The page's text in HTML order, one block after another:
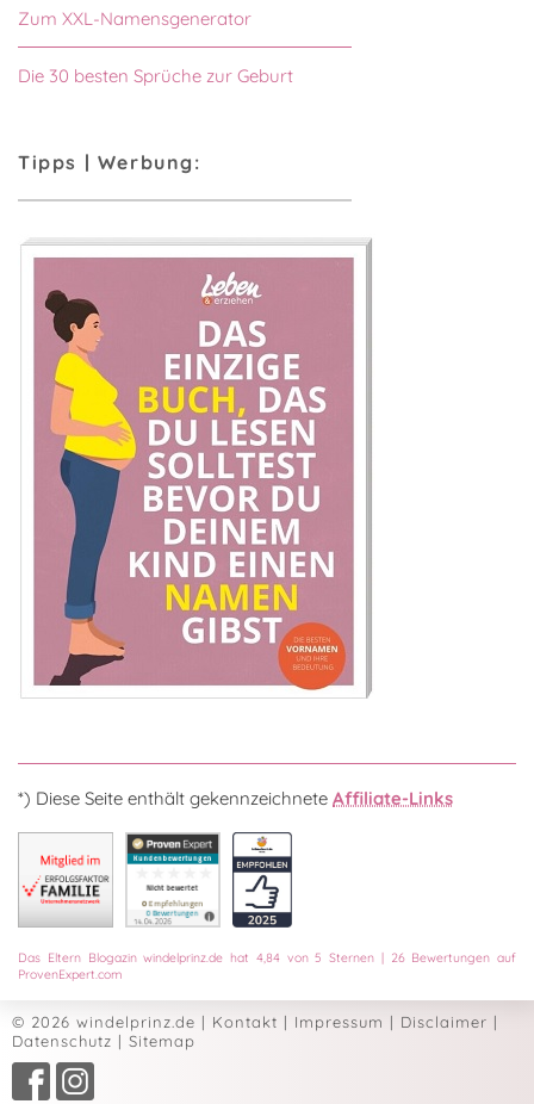
Zum XXL-Namensgenerator
Die 30 besten Sprüche zur Geburt
Tipps | Werbung:
*) Diese Seite enthält gekennzeichnete Affiliate-Links
Das Eltern Blogazin windelprinz.de hat 4,84von5 Sternen | 26Bewertungen auf
ProvenExpert.com
© 2026 windelprinz.de | Kontakt | Impressum | Disclaimer |
Datenschutz | Sitemap